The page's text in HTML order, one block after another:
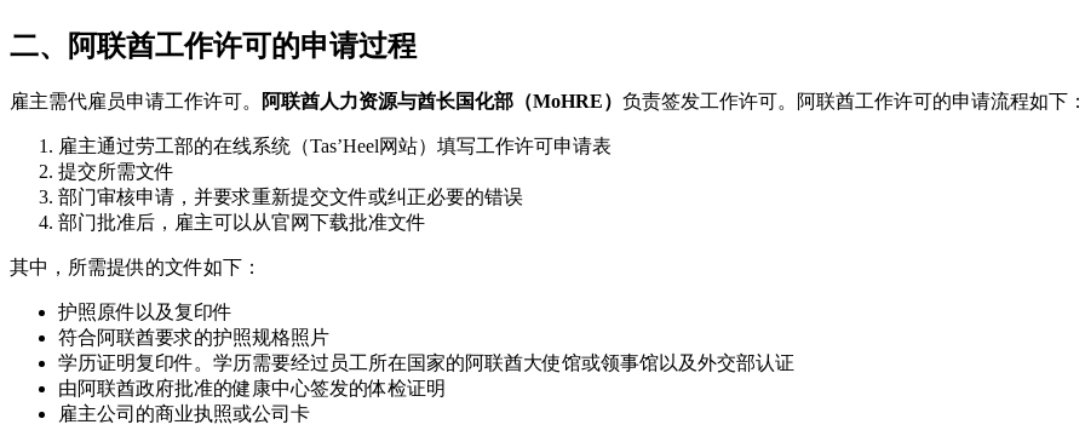
二、阿联酋工作许可的申请过程
雇主需代雇员申请工作许可。 阿联酋人力资源与酋长国化部（MoHRE） 负责签发工作许可。阿联酋工作许可的申请流程如下：
雇主通过劳工部的在线系统（Tas’Heel网站）填写工作许可申请表
提交所需文件
部门审核申请，并要求重新提交文件或纠正必要的错误
部门批准后，雇主可以从官网下载批准文件
其中，所需提供的文件如下：
护照原件以及复印件
符合阿联酋要求的护照规格照片
学历证明复印件。学历需要经过员工所在国家的阿联酋大使馆或领事馆以及外交部认证
由阿联酋政府批准的健康中心签发的体检证明
雇主公司的商业执照或公司卡